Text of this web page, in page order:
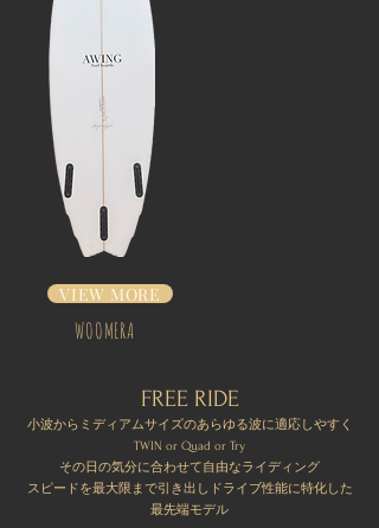
VIEW MORE
WOOMERA
FREE RIDE
小波からミディアムサイズのあらゆる波に適応しやすく
TWIN or Quad or Try
その日の気分に合わせて自由なライディング
スピードを最大限まで引き出しドライブ性能に特化した
最先端モデル